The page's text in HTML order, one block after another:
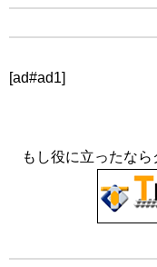
[ad#ad1]
もし役に立ったな